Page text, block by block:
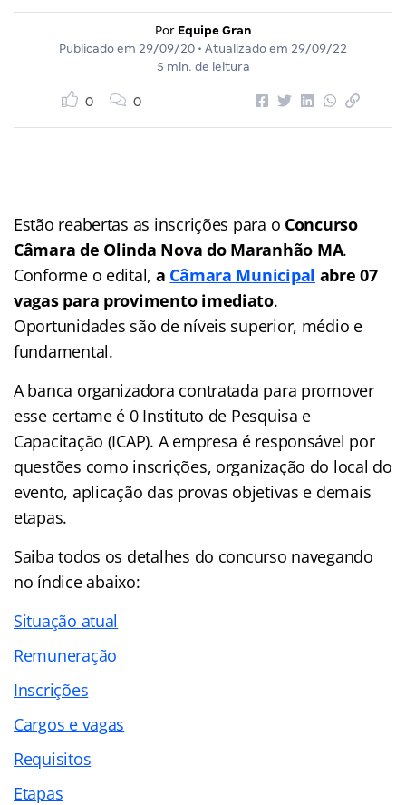
Por Equipe Gran
Publicado em 29/09/20 • Atualizado em 29/09/22
5 min. de leitura
0 0
Estão reabertas as inscrições para o Concurso
Câmara de Olinda Nova do Maranhão MA.
Conforme o edital, a Câmara Municipal abre 07
vagas para provimento imediato.
Oportunidades são de níveis superior, médio e
fundamental.
A banca organizadora contratada para promover
esse certame é 0 Instituto de Pesquisa e
Capacitação (ICAP). A empresa é responsável por
questões como inscrições, organização do local do
evento, aplicação das provas objetivas e demais
etapas.
Saiba todos os detalhes do concurso navegando
no índice abaixo:
Situação atual
Remuneração
Inscrições
Cargos e vagas
Requisitos
Etapas